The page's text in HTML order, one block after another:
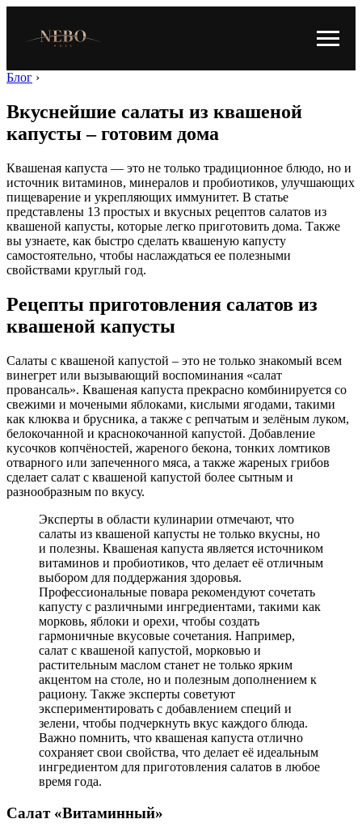
Блог ›
Вкуснейшие салаты из квашеной
капусты – готовим дома
Квашеная капуста — это не только традиционное блюдо, но и
источник витаминов, минералов и пробиотиков, улучшающих
пищеварение и укрепляющих иммунитет. В статье
представлены 13 простых и вкусных рецептов салатов из
квашеной капусты, которые легко приготовить дома. Также
вы узнаете, как быстро сделать квашеную капусту
самостоятельно, чтобы наслаждаться ее полезными
свойствами круглый год.
Рецепты приготовления салатов из
квашеной капусты
Салаты с квашеной капустой – это не только знакомый всем
винегрет или вызывающий воспоминания «салат
провансаль». Квашеная капуста прекрасно комбинируется со
свежими и мочеными яблоками, кислыми ягодами, такими
как клюква и брусника, а также с репчатым и зелёным луком,
белокочанной и краснокочанной капустой. Добавление
кусочков копчёностей, жареного бекона, тонких ломтиков
отварного или запеченного мяса, а также жареных грибов
сделает салат с квашеной капустой более сытным и
разнообразным по вкусу.
Эксперты в области кулинарии отмечают, что
салаты из квашеной капусты не только вкусны, но
и полезны. Квашеная капуста является источником
витаминов и пробиотиков, что делает её отличным
выбором для поддержания здоровья.
Профессиональные повара рекомендуют сочетать
капусту с различными ингредиентами, такими как
морковь, яблоки и орехи, чтобы создать
гармоничные вкусовые сочетания. Например,
салат с квашеной капустой, морковью и
растительным маслом станет не только ярким
акцентом на столе, но и полезным дополнением к
рациону. Также эксперты советуют
экспериментировать с добавлением специй и
зелени, чтобы подчеркнуть вкус каждого блюда.
Важно помнить, что квашеная капуста отлично
сохраняет свои свойства, что делает её идеальным
ингредиентом для приготовления салатов в любое
время года.
Салат «Витаминный»